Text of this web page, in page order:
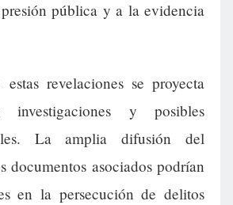
pública y a la evidencia
revelaciones se proyecta
investigaciones y posibles
La amplia difusión del
documentos asociados podrían
en la persecución de delitos